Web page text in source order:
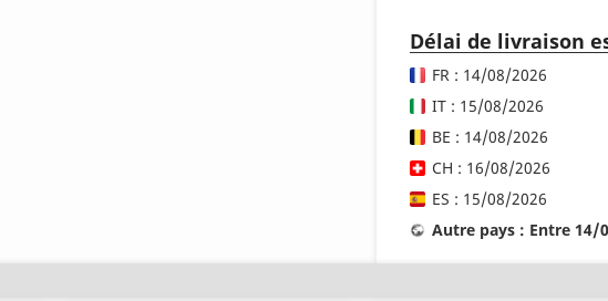
Délai de livraison
FR : 14/08/2026
IT : 15/08/2026
BE : 14/08/2026
CH : 16/08/2026
ES : 15/08/2026
Autre pays : Entre 14/